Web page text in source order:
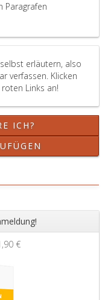
Paragrafen
erläutern, also
verfassen. Klicken
Links an!
ICH?
€